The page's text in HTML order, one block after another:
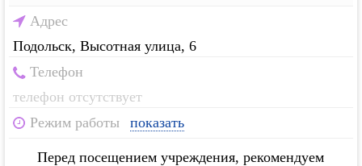
Адрес
Подольск, Высотная улица, 6
Телефон
телефон отсутствует
Режим работы
показать
Перед посещением учреждения, рекомендуем